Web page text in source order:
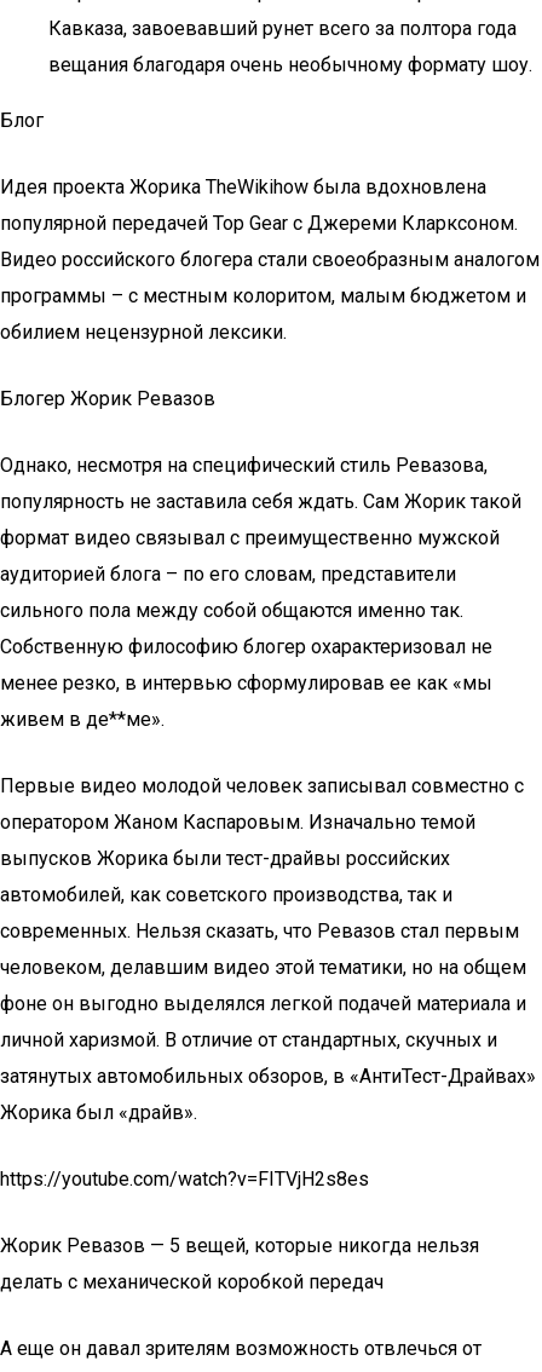
Кавказа, завоевавший рунет всего за полтора года
вещания благодаря очень необычному формату шоу.
Блог
Идея проекта Жорика TheWikihow была вдохновлена
популярной передачей Top Gear с Джереми Кларксоном.
Видео российского блогера стали своеобразным аналогом
программы – с местным колоритом, малым бюджетом и
обилием нецензурной лексики.
Блогер Жорик Ревазов
Однако, несмотря на специфический стиль Ревазова,
популярность не заставила себя ждать. Сам Жорик такой
формат видео связывал с преимущественно мужской
аудиторией блога – по его словам, представители
сильного пола между собой общаются именно так.
Собственную философию блогер охарактеризовал не
менее резко, в интервью сформулировав ее как «мы
живем в де**ме».
Первые видео молодой человек записывал совместно с
оператором Жаном Каспаровым. Изначально темой
выпусков Жорика были тест-драйвы российских
автомобилей, как советского производства, так и
современных. Нельзя сказать, что Ревазов стал первым
человеком, делавшим видео этой тематики, но на общем
фоне он выгодно выделялся легкой подачей материала и
личной харизмой. В отличие от стандартных, скучных и
затянутых автомобильных обзоров, в «АнтиТест-Драйвах»
Жорика был «драйв».
https://youtube.com/watch?v=FITVjH2s8es
Жорик Ревазов — 5 вещей, которые никогда нельзя
делать с механической коробкой передач
А еще он давал зрителям возможность отвлечься от